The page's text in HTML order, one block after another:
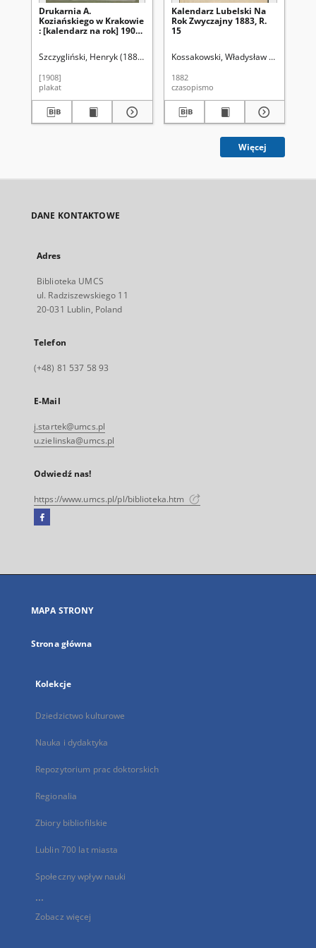
Drukarnia A.
Koziańskiego w Krakowie
: [kalendarz na rok] 1908
Szczygliński, Henryk (1881-1944)
[1908]
plakat
Kalendarz Lubelski Na
Rok Zwyczajny 1883, R.
15
Kossakowski, Władysław (1833-1870)
1882
czasopismo
Więcej
DANE KONTAKTOWE
Adres
Biblioteka UMCS
ul. Radziszewskiego 11
20-031 Lublin, Poland
Telefon
(+48) 81 537 58 93
E-Mail
j.startek@umcs.pl
u.zielinska@umcs.pl
Odwiedź nas!
https://www.umcs.pl/pl/biblioteka.htm
Facebook
się
karcie
MAPA STRONY
Strona główna
Kolekcje
Dziedzictwo kulturowe
Nauka i dydaktyka
Repozytorium prac doktorskich
Regionalia
Zbiory bibliofilskie
Lublin 700 lat miasta
Społeczny wpływ nauki
...
Zobacz więcej